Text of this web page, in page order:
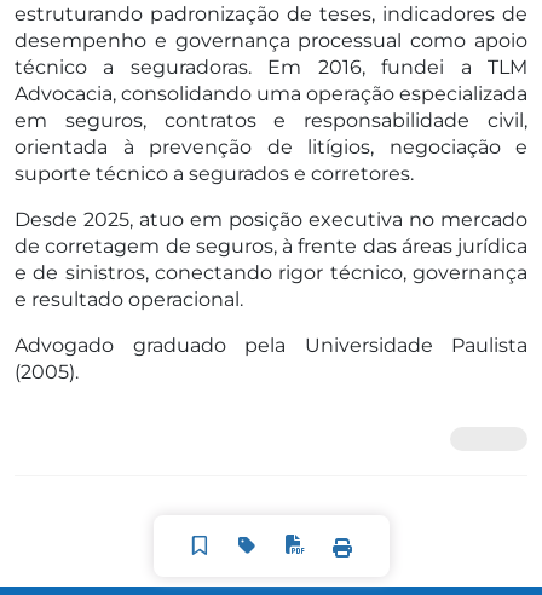
estruturando padronização de teses, indicadores de
desempenho e governança processual como apoio
técnico a seguradoras. Em 2016, fundei a TLM
Advocacia, consolidando uma operação especializada
em seguros, contratos e responsabilidade civil,
orientada à prevenção de litígios, negociação e
suporte técnico a segurados e corretores.
Desde 2025, atuo em posição executiva no mercado
de corretagem de seguros, à frente das áreas jurídica
e de sinistros, conectando rigor técnico, governança
e resultado operacional.
Advogado graduado pela Universidade Paulista
(2005).